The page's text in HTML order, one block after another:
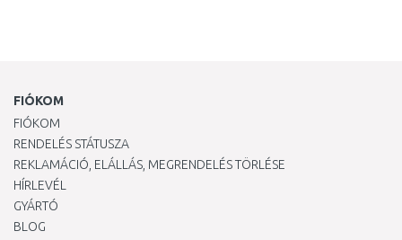
FIÓKOM
FIÓKOM
RENDELÉS STÁTUSZA
REKLAMÁCIÓ, ELÁLLÁS, MEGRENDELÉS TÖRLÉSE
HÍRLEVÉL
GYÁRTÓ
BLOG